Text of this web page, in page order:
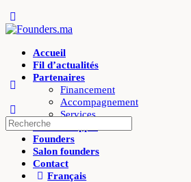
Side
Accueil
Fil d’actualités
Partenaires
Financement
Accompagnement
Services
Offres d’appui
Founders
Salon founders
Contact
Français
Recherche
pour: